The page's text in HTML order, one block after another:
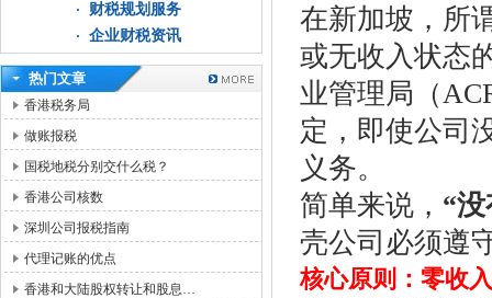
财税规划服务
企业财税资讯
热门文章
香港税务局
做账报税
国税地税分别交什么税？
香港公司核数
深圳公司报税指南
代理记账的优点
香港和大陆股权转让和股息…
在新加坡，所
或无收入状态
业管理局（
定，即使公司
义务。
简单来说， “
壳公司必须遵
核心原则：零收